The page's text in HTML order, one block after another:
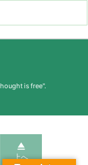
is free".

上へ